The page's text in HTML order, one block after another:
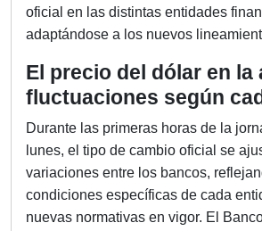
oficial en las distintas entidades
adaptándose a los nuevos
El precio del dólar en la
fluctuaciones según
Durante las primeras horas de la
lunes, el tipo de cambio oficial se
variaciones entre los bancos,
condiciones específicas de cada
nuevas normativas en vigor. El